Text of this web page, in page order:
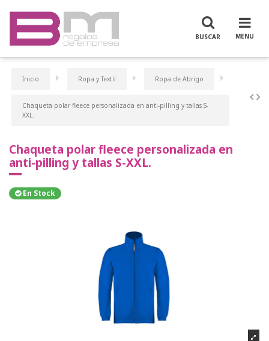
Inicio Ropa y Textil Ropa de Abrigo
Chaqueta polar fleece personalizada en anti-pilling y tallas S-
XXL.
Chaqueta polar fleece personalizada en
anti-pilling y tallas S-XXL.
En Stock